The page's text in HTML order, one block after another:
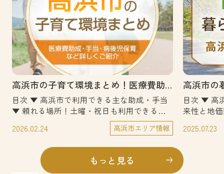
高浜市の子育て環境まとめ！医療費助成や手当、病後児保育など詳しくご紹介
目次 ▼ 高浜市で利用できる主な助成・手当
▼ 頼れる場所！土曜・祝日も利用できる
「支援センター」▼ 回復期のお子様の預か
り「いきいき広場の病後児保育」▼ 外で思
浜市でマイホームを探すなら？エリアの選び
方▼ まとめ愛知県高浜市は、行政の子育て
2026.02.24 高浜市エリア情報
目次 ▼ 高浜市の住みやすさと街の特徴！将
来性と地
も解説▼
SDGsと不
ティとの
2025.07.23
もっと見る